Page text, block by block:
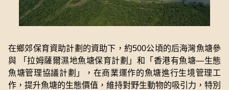
在鄉郊保育資助計劃的資助下，約500公頃的后海灣魚塘參
與 「拉姆薩爾濕地魚塘保育計劃」和「香港有魚塘—生態
魚塘管理協議計劃」，在商業運作的魚塘進行生境管理工
作，提升魚塘的生態價值，維持對野生動物的吸引力，特別